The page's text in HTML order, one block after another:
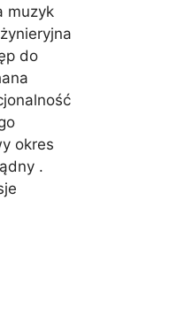
muzyk
do
okres
.